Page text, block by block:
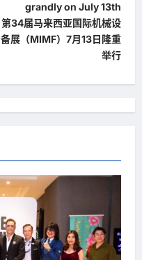
grandly on July 13th
第34届马来西亚国际机械设
备展（MIMF）7月13日隆重
举行